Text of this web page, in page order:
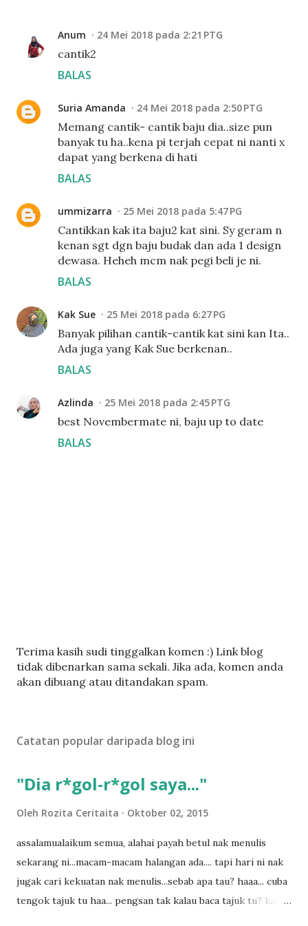
Anum 24 Mei 2018 pada 2:21 PTG
cantik2
BALAS
Suria Amanda 24 Mei 2018 pada 2:50 PTG
Memang cantik- cantik baju dia..size pun
banyak tu ha..kena pi terjah cepat ni nanti x
dapat yang berkena di hati
BALAS
ummizarra 25 Mei 2018 pada 5:47 PG
Cantikkan kak ita baju2 kat sini. Sy geram n
kenan sgt dgn baju budak dan ada 1 design
dewasa. Heheh mcm nak pegi beli je ni.
BALAS
Kak Sue 25 Mei 2018 pada 6:27 PG
Banyak pilihan cantik-cantik kat sini kan Ita..
Ada juga yang Kak Sue berkenan..
BALAS
Azlinda 25 Mei 2018 pada 2:45 PTG
best Novembermate ni, baju up to date
BALAS
C
a
t
l
Terima kasih sudi tinggalkan komen :) Link blog
tidak dibenarkan sama sekali. Jika ada, komen anda
akan dibuang atau ditandakan spam.
Catatan popular daripada blog ini
"Dia r*gol-r*gol saya..."
Oleh Rozita Ceritaita Oktober 02, 2015
assalamualaikum semua, alahai payah betul nak menulis
sekarang ni...macam-macam halangan ada.... tapi hari ni nak
jugak cari kekuatan nak menulis...sebab apa tau? haaa... cuba
tengok tajuk tu haa... pengsan tak kalau baca tajuk tu? kalau